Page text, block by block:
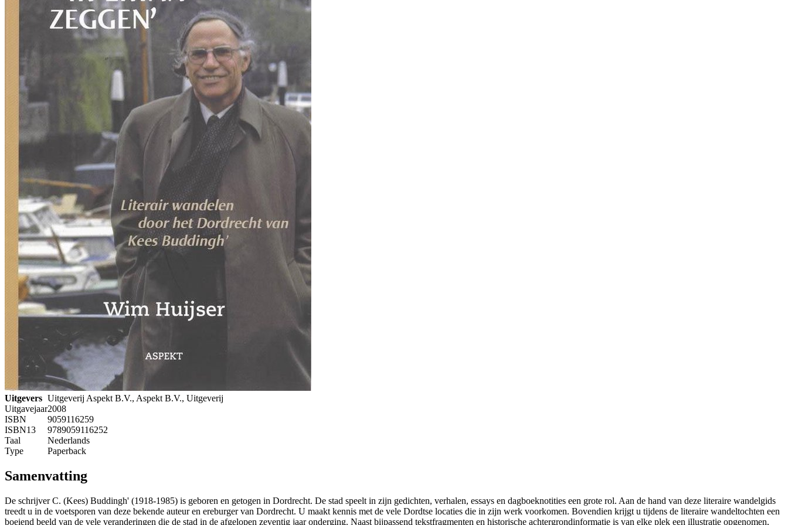
Uitgevers Uitgeverij Aspekt B.V., Aspekt B.V., Uitgeverij
Uitgavejaar2008
ISBN
9059116259
ISBN13
9789059116252
Taal
Nederlands
Type
Paperback
Samenvatting
De schrijver C. (Kees) Buddingh' (1918-1985) is geboren en getogen in Dordrecht. De stad speelt in zijn gedichten, verhalen, essays en dagboeknotities een grote rol. Aan de hand van deze literaire wandelgids
treedt u in de voetsporen van deze bekende auteur en ereburger van Dordrecht. U maakt kennis met de vele Dordtse locaties die in zijn werk voorkomen. Bovendien krijgt u tijdens de literaire wandeltochten een
boeiend beeld van de vele veranderingen die de stad in de afgelopen zeventig jaar onderging. Naast bijpassend tekstfragmenten en historische achtergrondinformatie is van elke plek een illustratie opgenomen,